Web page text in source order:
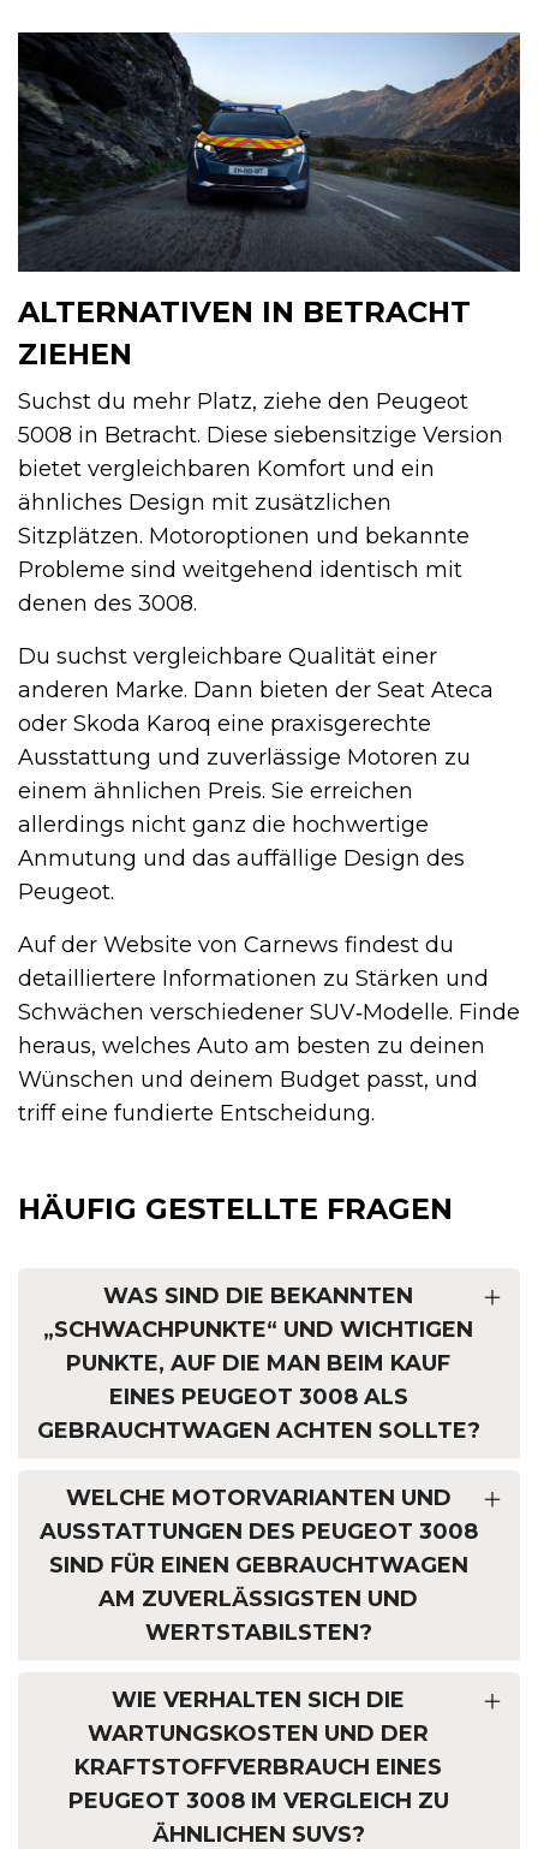
ALTERNATIVEN IN BETRACHT
ZIEHEN
Suchst du mehr Platz, ziehe den Peugeot
5008 in Betracht. Diese siebensitzige Version
bietet vergleichbaren Komfort und ein
ähnliches Design mit zusätzlichen
Sitzplätzen. Motoroptionen und bekannte
Probleme sind weitgehend identisch mit
denen des 3008.
Du suchst vergleichbare Qualität einer
anderen Marke. Dann bieten der Seat Ateca
oder Skoda Karoq eine praxisgerechte
Ausstattung und zuverlässige Motoren zu
einem ähnlichen Preis. Sie erreichen
allerdings nicht ganz die hochwertige
Anmutung und das auffällige Design des
Peugeot.
Auf der Website von Carnews findest du
detailliertere Informationen zu Stärken und
Schwächen verschiedener SUV‑Modelle. Finde
heraus, welches Auto am besten zu deinen
Wünschen und deinem Budget passt, und
triff eine fundierte Entscheidung.
HÄUFIG GESTELLTE FRAGEN
WAS SIND DIE BEKANNTEN
„SCHWACHPUNKTE“ UND WICHTIGEN
PUNKTE, AUF DIE MAN BEIM KAUF
EINES PEUGEOT 3008 ALS
GEBRAUCHTWAGEN ACHTEN SOLLTE?
WELCHE MOTORVARIANTEN UND
AUSSTATTUNGEN DES PEUGEOT 3008
SIND FÜR EINEN GEBRAUCHTWAGEN
AM ZUVERLÄSSIGSTEN UND
WERTSTABILSTEN?
WIE VERHALTEN SICH DIE
WARTUNGSKOSTEN UND DER
KRAFTSTOFFVERBRAUCH EINES
PEUGEOT 3008 IM VERGLEICH ZU
ÄHNLICHEN SUVS?